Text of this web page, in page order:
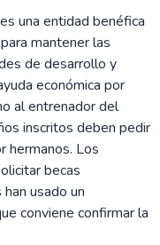
una entidad benéfica
mantener las
de desarrollo y
económica por
al entrenador del
inscritos deben pedir
hermanos. Los
becas
usado un
conviene confirmar la